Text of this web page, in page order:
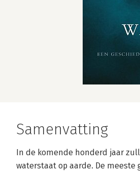
Samenvatting
In de komende honderd jaar
waterstaat op aarde. De